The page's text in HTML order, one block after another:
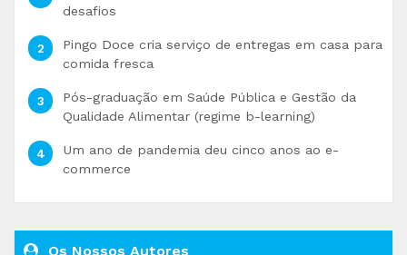
desafios
Pingo Doce cria serviço de entregas em casa para
comida fresca
Pós-graduação em Saúde Pública e Gestão da
Qualidade Alimentar (regime b-learning)
Um ano de pandemia deu cinco anos ao e-
commerce
Os Nossos Autores